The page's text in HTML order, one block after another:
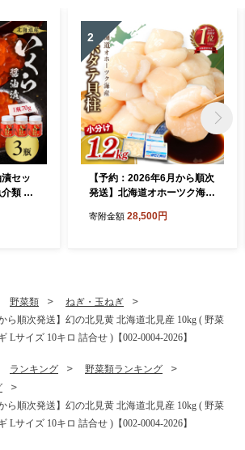
セッ
類 魚
瓶詰
2
【予約：2026年6月から順次
発送】北海道オホーツク海産
鮮 魚介 魚介類 貝 ほたて 刺
寄附金額 28,500円
野菜類
ねぎ・玉ねぎ
ら順次発送】幻の北見黄 北海道北見産 10kg ( 野菜
Lサイズ 10キロ 詰合せ )【002-0004-2026】
ランキング
野菜類ランキング
ら順次発送】幻の北見黄 北海道北見産 10kg ( 野菜
Lサイズ 10キロ 詰合せ )【002-0004-2026】